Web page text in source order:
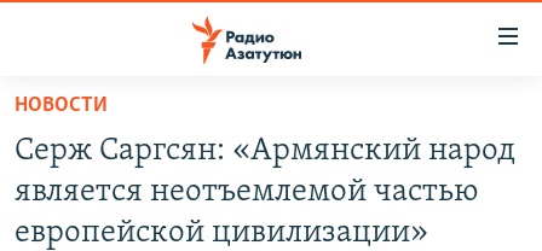
Перейти
основному
содержанию
НОВОСТИ
ПОЛИТИКА
НОВОСТИ
Серж Саргсян: «Армянский народ
является неотъемлемой частью
европейской цивилизации»